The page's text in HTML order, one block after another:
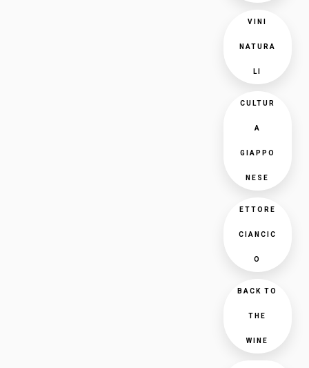
VINI
NATURA
LI
CULTUR
A
GIAPPO
NESE
ETTORE
CIANCIC
O
BACK TO
THE
WINE